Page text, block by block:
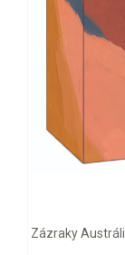
Zázraky